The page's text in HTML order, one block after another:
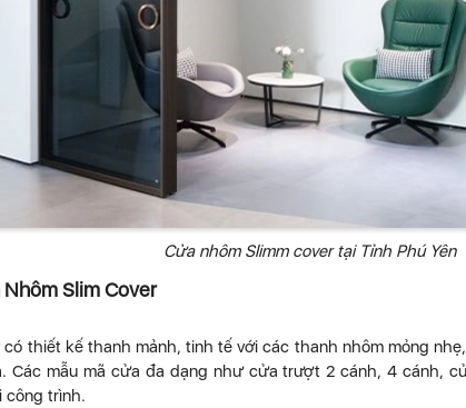
Cửa nhôm Slimm cover tại Tỉnh Phú Yên
Slim Cover
có thiết kế thanh mảnh, tinh tế với các thanh nhôm mỏng
Các mẫu mã cửa đa dạng như cửa trượt 2 cánh, 4 cánh,
công trình.